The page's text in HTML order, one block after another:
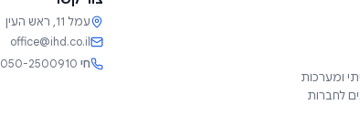
ומערכות
לחברות
עמל 11, ראש העין
office@ihd.co.il
חי 050-2500910